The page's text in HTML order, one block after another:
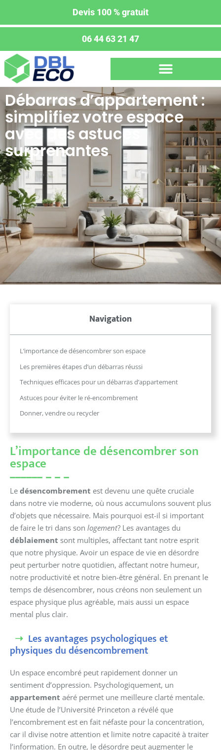
Devis 100 % gratuit
06 44 63 21 47
Débarras d’appartement :
simplifiez votre espace
avec des astuces
surprenantes
Navigation
L’importance de désencombrer son espace
Les premières étapes d’un débarras réussi
Techniques efficaces pour un débarras d’appartement
Astuces pour éviter le ré-encombrement
Donner, vendre ou recycler
L’importance de désencombrer son
espace
Le désencombrement est devenu une quête cruciale
dans notre vie moderne, où nous accumulons souvent plus
d’objets que nécessaire. Mais pourquoi est-il si important
de faire le tri dans son logement? Les avantages du
déblaiement sont multiples, affectant tant notre esprit
que notre physique. Avoir un espace de vie en désordre
peut perturber notre quotidien, affectant notre humeur,
notre productivité et notre bien-être général. En prenant le
temps de désencombrer, nous créons non seulement un
espace physique plus agréable, mais aussi un espace
mental plus clair.
Les avantages psychologiques et
physiques du désencombrement
Un espace encombré peut rapidement donner un
sentiment d’oppression. Psychologiquement, un
appartement aéré permet une meilleure clarté mentale.
Une étude de l’Université Princeton a révélé que
l’encombrement est en fait néfaste pour la concentration,
car il divise notre attention et limite notre capacité à traiter
l’information. En outre, le désordre peut augmenter le